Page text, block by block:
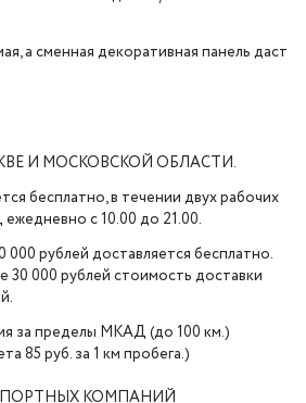
а сменная декоративная панель даст
И МОСКОВСКОЙ ОБЛАСТИ.
бесплатно, в течении двух рабочих
с 10.00 до 21.00.
000 рублей доставляется бесплатно.
30 000 рублей стоимость доставки
за пределы МКАД (до 100 км.)
85 руб. за 1 км пробега.)
КОМПАНИЙ